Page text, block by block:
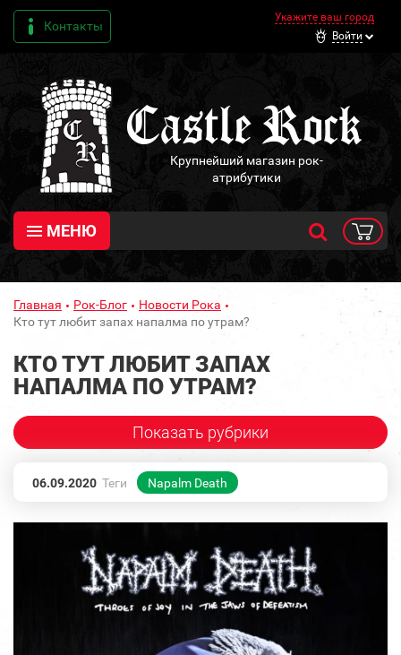
Контакты
Укажите ваш город
Войти
Крупнейший магазин рок-
атрибутики
МЕНЮ
Главная Рок-Блог
Новости Рока
Кто тут любит запах напалма по утрам?
КТО ТУТ ЛЮБИТ ЗАПАХ
НАПАЛМА ПО УТРАМ?
Показать рубрики
06.09.2020 Теги Napalm Death